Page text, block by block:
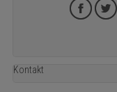
Kontakt